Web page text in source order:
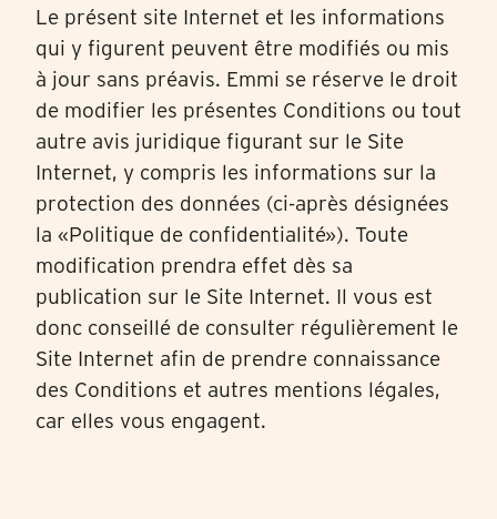
Le présent site Internet et les informations
qui y figurent peuvent être modifiés ou mis
à jour sans préavis. Emmi se réserve le droit
de modifier les présentes Conditions ou tout
autre avis juridique figurant sur le Site
Internet, y compris les informations sur la
protection des données (ci-après désignées
la «Politique de confidentialité»). Toute
modification prendra effet dès sa
publication sur le Site Internet. Il vous est
donc conseillé de consulter régulièrement le
Site Internet afin de prendre connaissance
des Conditions et autres mentions légales,
car elles vous engagent.